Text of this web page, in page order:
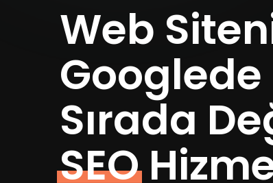
Web
Googlede
Sırada
SEO